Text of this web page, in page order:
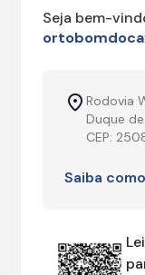
Seja bem-
Rodovia
Duque de
CEP:
Saiba